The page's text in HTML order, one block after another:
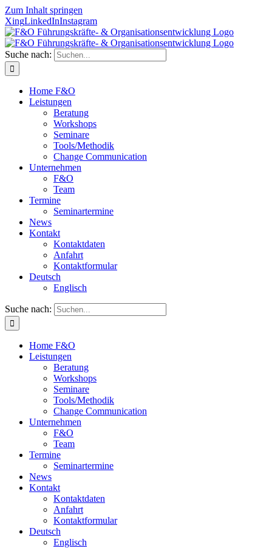
Zum Inhalt springen
XingLinkedInInstagram
Suche nach:
Home F&O
Leistungen
Beratung
Workshops
Seminare
Tools/Methodik
Change Communication
Unternehmen
F&O
Team
Termine
Seminartermine
News
Kontakt
Kontaktdaten
Anfahrt
Kontaktformular
Deutsch
Englisch
Suche nach:
Home F&O
Leistungen
Beratung
Workshops
Seminare
Tools/Methodik
Change Communication
Unternehmen
F&O
Team
Termine
Seminartermine
News
Kontakt
Kontaktdaten
Anfahrt
Kontaktformular
Deutsch
Englisch